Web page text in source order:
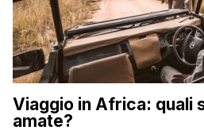
Viaggio in Africa: quali
amate?